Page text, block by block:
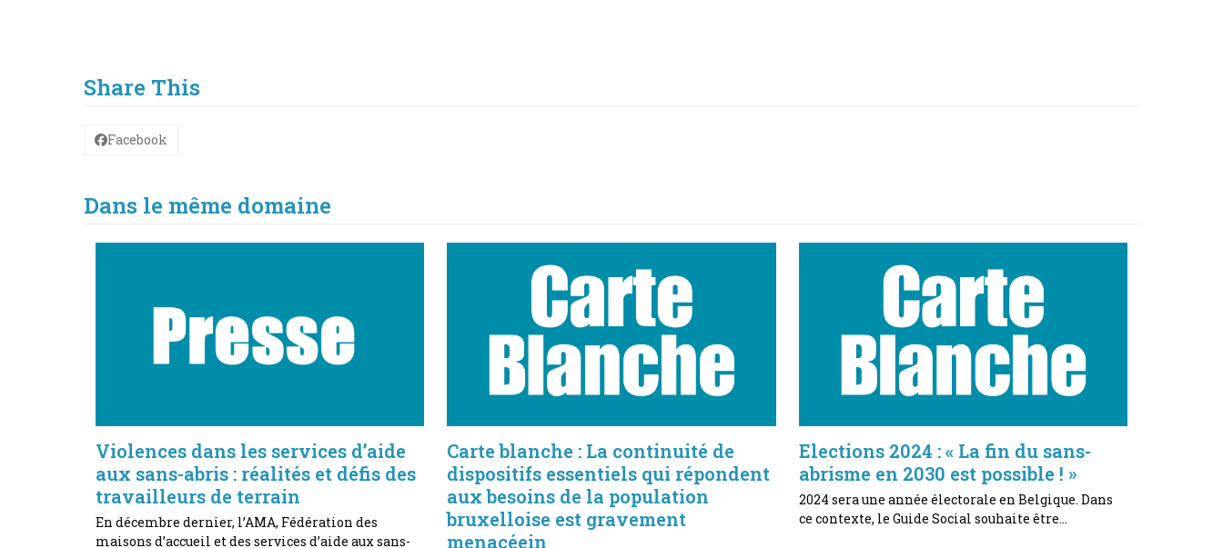
Share This
Facebook
Dans le même domaine
Violences dans les services d’aide
aux sans-abris : réalités et défis des
travailleurs de terrain
En décembre dernier, l’AMA, Fédération des
maisons d’accueil et des services d’aide aux sans-
Carte blanche : La continuité de
dispositifs essentiels qui répondent
aux besoins de la population
bruxelloise est gravement
menacéein
Elections 2024 : « La fin du sans-
abrisme en 2030 est possible ! »
2024 sera une année électorale en Belgique. Dans
ce contexte, le Guide Social souhaite être…